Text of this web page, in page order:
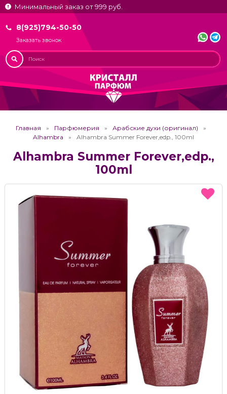
Минимальный заказ от 999 руб.
8(925)794-50-50
Заказать звонок
Главная Парфюмерия
Арабские духи (оригинал)
Alhambra
Alhambra Summer Forever,edp., 100ml
Alhambra Summer Forever,edp.,
100ml